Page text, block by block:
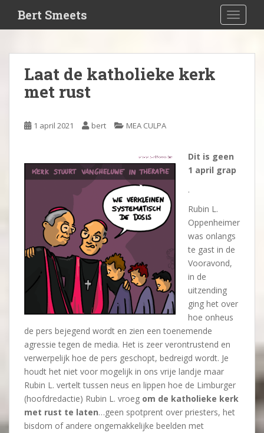
i
Bert Smeets
Laat de katholieke kerk
met rust
1 april 2021 bert MEA CULPA
Dit is geen
1 april grap
.
Rubin L.
Oppenheimer
was onlangs
te gast in de
Vooravond,
in de
uitzending
ging het over
hoe onheus
de pers bejegend wordt en zien een toenemende
agressie tegen de media. Het is zeer verontrustend en
verwerpelijk hoe de pers geschopt, bedreigd wordt. Je
houdt het niet voor mogelijk in ons vrije landje maar
Rubin L. vertelt tussen neus en lippen hoe de Limburger
(hoofdredactie) Rubin L. vroeg om de katholieke kerk
met rust te laten…geen spotprent over priesters, het
bisdom of andere ongemakkelijke beelden met